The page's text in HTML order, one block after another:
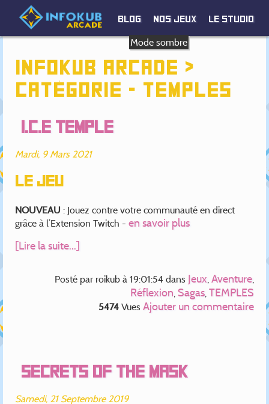
Blog Nos jeux Le studio
Mode sombre
Infokub Arcade >
Catégorie - TEMPLES
I.C.E Temple
Mardi, 9 Mars 2021
Le jeu
NOUVEAU : Jouez contre votre communauté en direct
grâce à l’Extension Twitch - en savoir plus
[Lire la suite...]
Posté par roikub à 19:01:54 dans Jeux, Aventure,
Réflexion, Sagas, TEMPLES
5474 Vues Ajouter un commentaire
Secrets of the Mask
Samedi, 21 Septembre 2019